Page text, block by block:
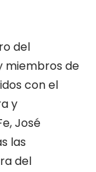
del
miembros de
con el
y
José
las
del